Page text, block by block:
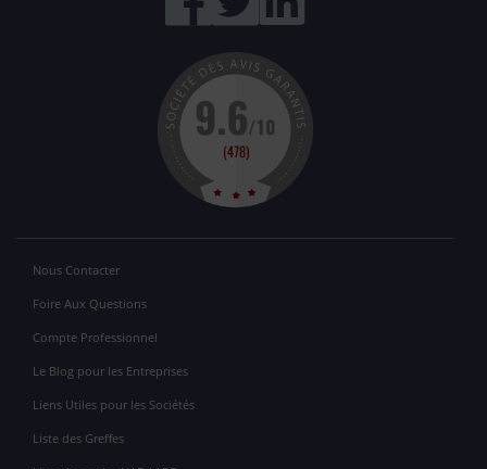
Nous Contacter
Foire Aux Questions
Compte Professionnel
Le Blog pour les Entreprises
Liens Utiles pour les Sociétés
Liste des Greffes